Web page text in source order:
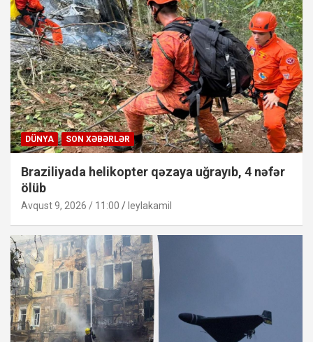
DÜNYA SON XƏBƏRLƏR
Braziliyada helikopter qəzaya uğrayıb, 4 nəfər
ölüb
Avqust 9, 2026 / 11:00 leylakamil